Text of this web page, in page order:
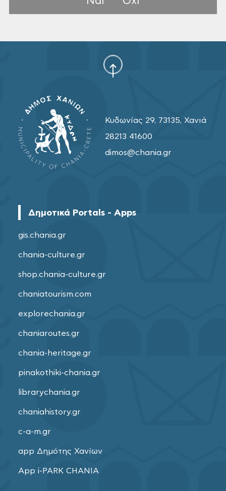
Κυδωνίας 29, 73135, Χανιά
28213 41600
dimos@chania.gr
Δημοτικά Portals - Apps
gis.chania.gr
chania-culture.gr
shop.chania-culture.gr
chaniatourism.com
explorechania.gr
chaniaroutes.gr
chania-heritage.gr
pinakothiki-chania.gr
librarychania.gr
chaniahistory.gr
c-a-m.gr
app Δημότης Χανίων
App i-PARK CHANIA